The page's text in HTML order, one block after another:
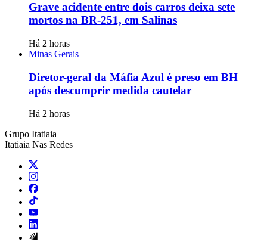
Grave acidente entre dois carros deixa sete
mortos na BR-251, em Salinas
Há 2 horas
Minas Gerais
Diretor-geral da Máfia Azul é preso em BH
após descumprir medida cautelar
Há 2 horas
Grupo Itatiaia
Itatiaia Nas Redes